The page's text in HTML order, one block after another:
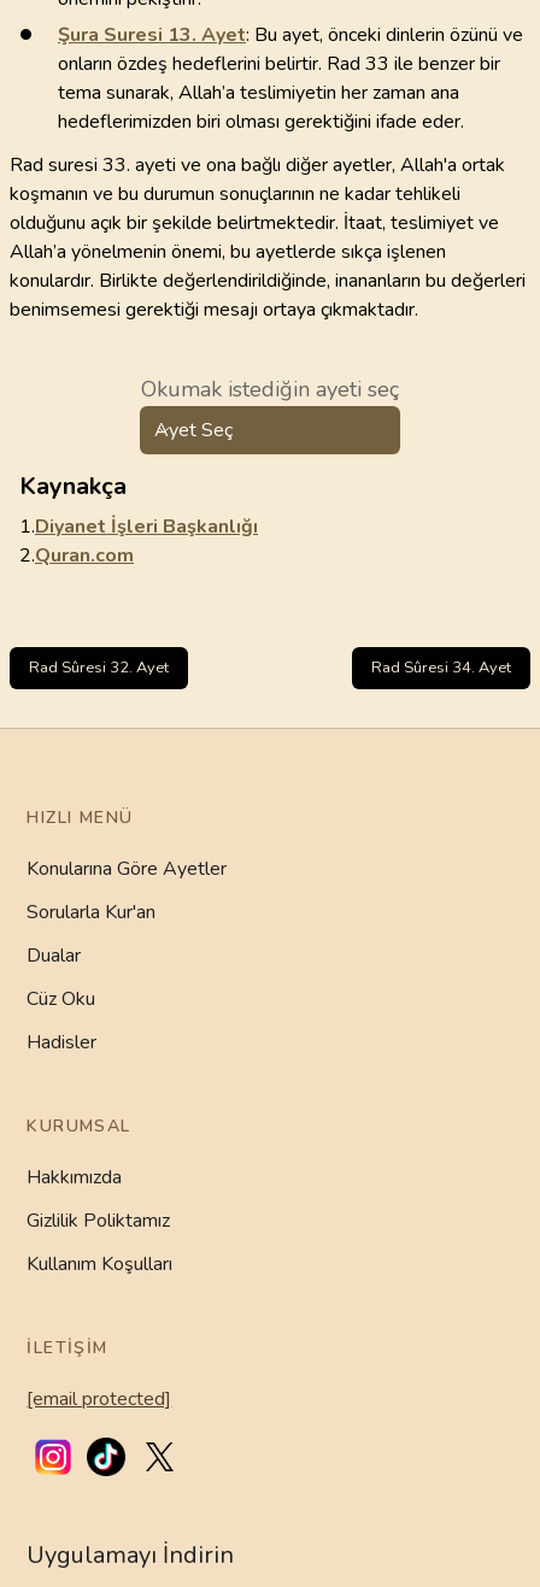
Şura Suresi 13. Ayet: Bu ayet, önceki dinlerin özünü ve
onların özdeş hedeflerini belirtir. Rad 33 ile benzer bir
tema sunarak, Allah’a teslimiyetin her zaman ana
hedeflerimizden biri olması gerektiğini ifade eder.
Rad suresi 33. ayeti ve ona bağlı diğer ayetler, Allah'a ortak
koşmanın ve bu durumun sonuçlarının ne kadar tehlikeli
olduğunu açık bir şekilde belirtmektedir. İtaat, teslimiyet ve
Allah’a yönelmenin önemi, bu ayetlerde sıkça işlenen
konulardır. Birlikte değerlendirildiğinde, inananların bu değerleri
benimsemesi gerektiği mesajı ortaya çıkmaktadır.
Okumak istediğin ayeti seç
Ayet Seç
Kaynakça
1.Diyanet İşleri Başkanlığı
2.Quran.com
Rad Sûresi 32. Ayet Rad Sûresi 34. Ayet
HIZLI MENÜ
Konularına Göre Ayetler
Sorularla Kur'an
Dualar
Cüz Oku
Hadisler
KURUMSAL
Hakkımızda
Gizlilik Poliktamız
Kullanım Koşulları
İLETIŞIM
[email protected]
Uygulamayı İndirin